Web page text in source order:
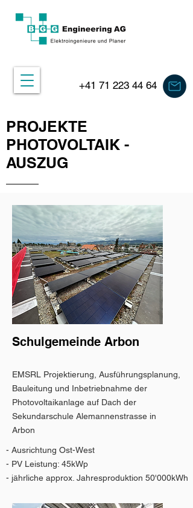
+41 71 223 44 64
PROJEKTE
PHOTOVOLTAIK -
AUSZUG
Schulgemeinde Arbon
EMSRL Projektierung, Ausführungsplanung,
Bauleitung und Inbetriebnahme der
Photovoltaikanlage auf Dach der
Sekundarschule Alemannenstrasse in
Arbon
- Ausrichtung Ost-West
- PV Leistung: 45kWp
- jährliche approx. Jahresproduktion 50'000kWh